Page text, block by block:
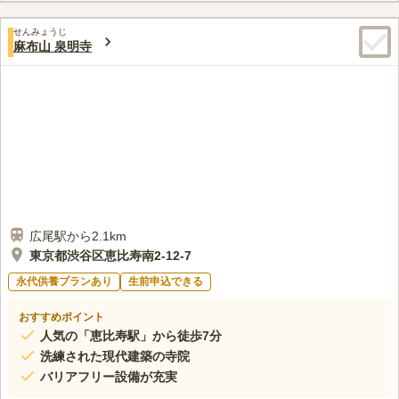
せんみょうじ
麻布山 泉明寺
広尾駅から2.1km
東京都渋谷区恵比寿南2-12-7
永代供養プランあり 生前申込できる
おすすめポイント
人気の「恵比寿駅」から徒歩7分
洗練された現代建築の寺院
バリアフリー設備が充実